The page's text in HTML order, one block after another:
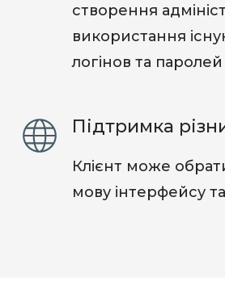
створення
використання
логінов та паролей
Підтримка
Клієнт може
мову інтерфейсу